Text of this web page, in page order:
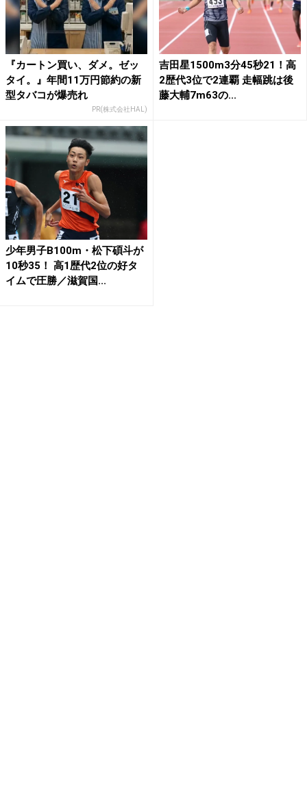
『カートン買い、ダメ。ゼッ
タイ。』年間11万円節約の新
型タバコが爆売れ
PR(株式会社HAL)
吉田星1500m3分45秒21！高
2歴代3位で2連覇 走幅跳は後
藤大輔7m63の...
少年男子B100m・松下碩斗が
10秒35！ 高1歴代2位の好タ
イムで圧勝／滋賀国...